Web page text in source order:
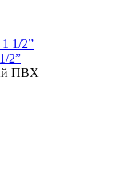
2”
ПВХ